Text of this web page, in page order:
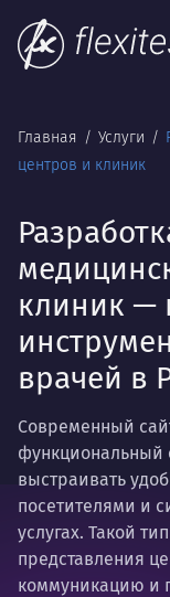
Главная Услуги
центров и клиник
клиник —
врачей в
Современный
функциональный
выстраивать
посетителями и
услугах. Такой
представления
коммуникацию и